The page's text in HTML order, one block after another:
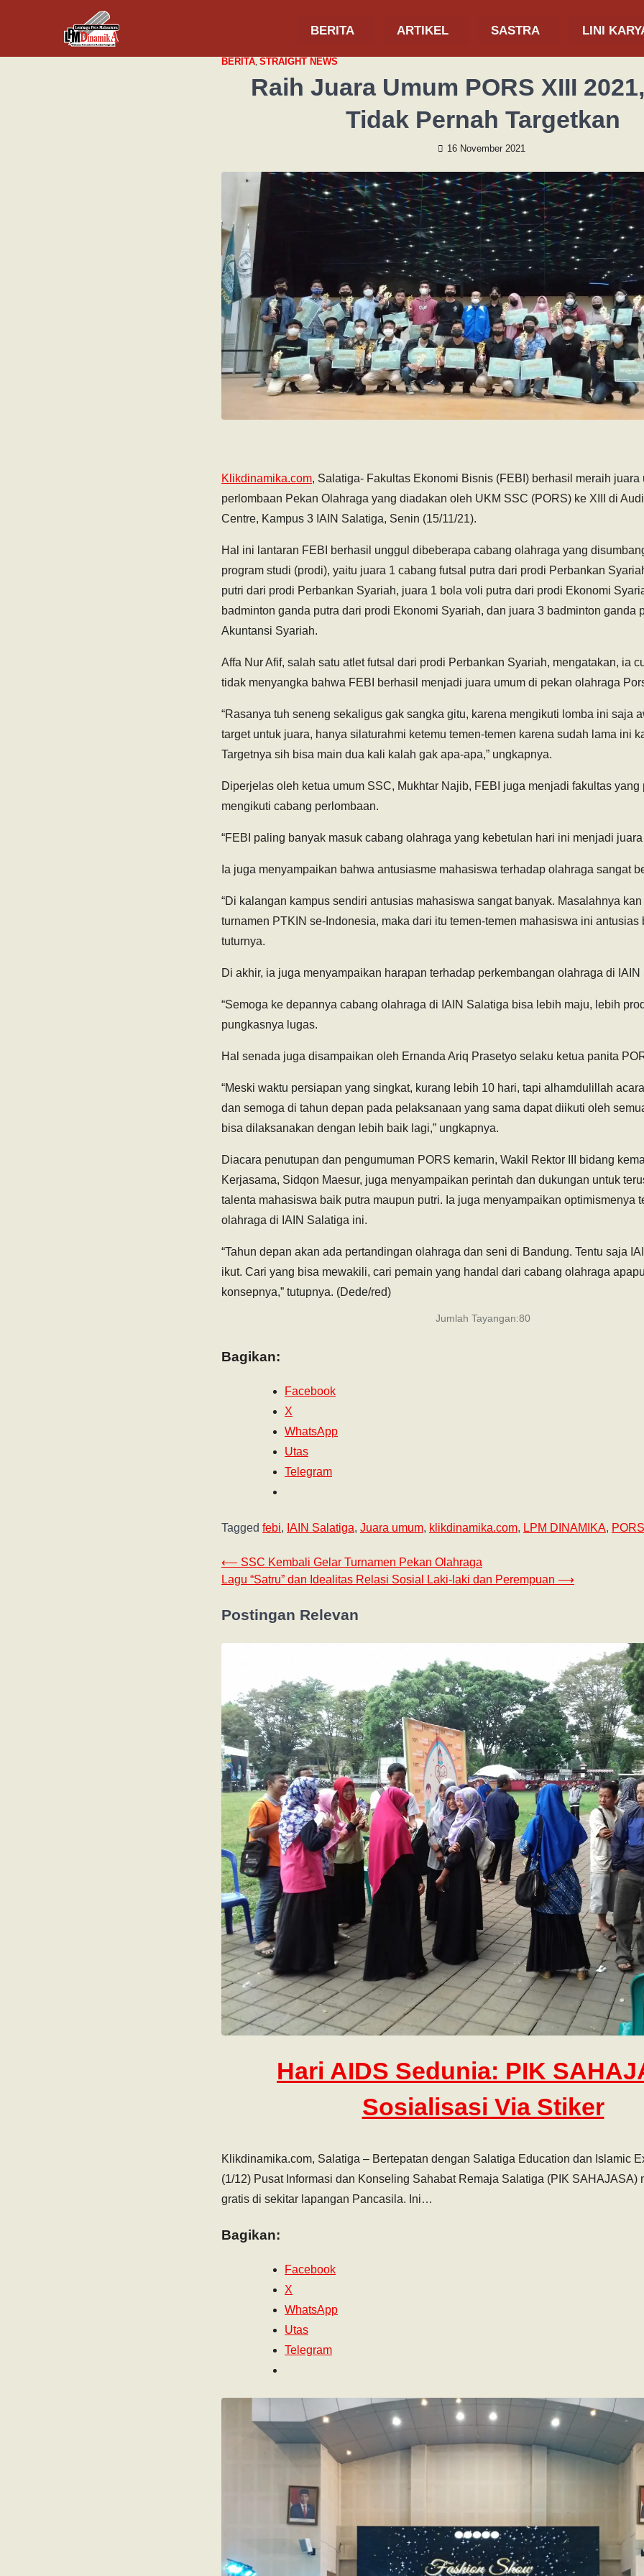
BERITA ARTIKEL SASTRA LINI
BERITA, STRAIGHT NEWS
Raih Juara Umum PORS XIII
Tidak Pernah Targetkan
16 November 2021
Klikdinamika.com, Salatiga- Fakultas Ekonomi Bisnis (FEBI) berhasil meraih juara
perlombaan Pekan Olahraga yang diadakan oleh UKM SSC (PORS) ke XIII di
Centre, Kampus 3 IAIN Salatiga, Senin (15/11/21).
Hal ini lantaran FEBI berhasil unggul dibeberapa cabang olahraga yang
program studi (prodi), yaitu juara 1 cabang futsal putra dari prodi Perbankan
putri dari prodi Perbankan Syariah, juara 1 bola voli putra dari prodi Ekonomi
badminton ganda putra dari prodi Ekonomi Syariah, dan juara 3 badminton ganda
Akuntansi Syariah.
Affa Nur Afif, salah satu atlet futsal dari prodi Perbankan Syariah, mengatakan, ia
tidak menyangka bahwa FEBI berhasil menjadi juara umum di pekan olahraga
“Rasanya tuh seneng sekaligus gak sangka gitu, karena mengikuti lomba ini saja
target untuk juara, hanya silaturahmi ketemu temen-temen karena sudah lama ini
Targetnya sih bisa main dua kali kalah gak apa-apa,” ungkapnya.
Diperjelas oleh ketua umum SSC, Mukhtar Najib, FEBI juga menjadi fakultas yang
mengikuti cabang perlombaan.
“FEBI paling banyak masuk cabang olahraga yang kebetulan hari ini menjadi juara
Ia juga menyampaikan bahwa antusiasme mahasiswa terhadap olahraga sangat
“Di kalangan kampus sendiri antusias mahasiswa sangat banyak. Masalahnya
turnamen PTKIN se-Indonesia, maka dari itu temen-temen mahasiswa ini antusias
tuturnya.
Di akhir, ia juga menyampaikan harapan terhadap perkembangan olahraga di IAIN
“Semoga ke depannya cabang olahraga di IAIN Salatiga bisa lebih maju, lebih
pungkasnya lugas.
Hal senada juga disampaikan oleh Ernanda Ariq Prasetyo selaku ketua panita
“Meski waktu persiapan yang singkat, kurang lebih 10 hari, tapi alhamdulillah
dan semoga di tahun depan pada pelaksanaan yang sama dapat diikuti oleh
bisa dilaksanakan dengan lebih baik lagi,” ungkapnya.
Diacara penutupan dan pengumuman PORS kemarin, Wakil Rektor III bidang
Kerjasama, Sidqon Maesur, juga menyampaikan perintah dan dukungan untuk
talenta mahasiswa baik putra maupun putri. Ia juga menyampaikan optimismenya
olahraga di IAIN Salatiga ini.
“Tahun depan akan ada pertandingan olahraga dan seni di Bandung. Tentu saja
ikut. Cari yang bisa mewakili, cari pemain yang handal dari cabang olahraga
konsepnya,” tutupnya. (Dede/red)
Jumlah Tayangan:80
Bagikan:
Facebook
X
WhatsApp
Utas
Telegram
Tagged febi, IAIN Salatiga, Juara umum, klikdinamika.com, LPM DINAMIKA, PORS
⟵ SSC Kembali Gelar Turnamen Pekan Olahraga
Lagu “Satru” dan Idealitas Relasi Sosial Laki-laki dan Perempuan ⟶
Postingan Relevan
Hari AIDS Sedunia: PIK
Sosialisasi Via Stiker
Klikdinamika.com, Salatiga – Bertepatan dengan Salatiga Education dan Islamic
(1/12) Pusat Informasi dan Konseling Sahabat Remaja Salatiga (PIK SAHAJASA)
gratis di sekitar lapangan Pancasila. Ini…
Bagikan:
Facebook
X
WhatsApp
Utas
Telegram